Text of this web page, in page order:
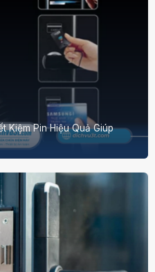
Kiệm Pin Hiệu Quả Giúp